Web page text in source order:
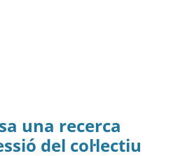
una recerca
del col·lectiu